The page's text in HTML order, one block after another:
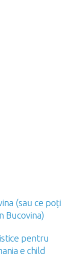
(sau ce poți
Bucovina)
pentru
e child